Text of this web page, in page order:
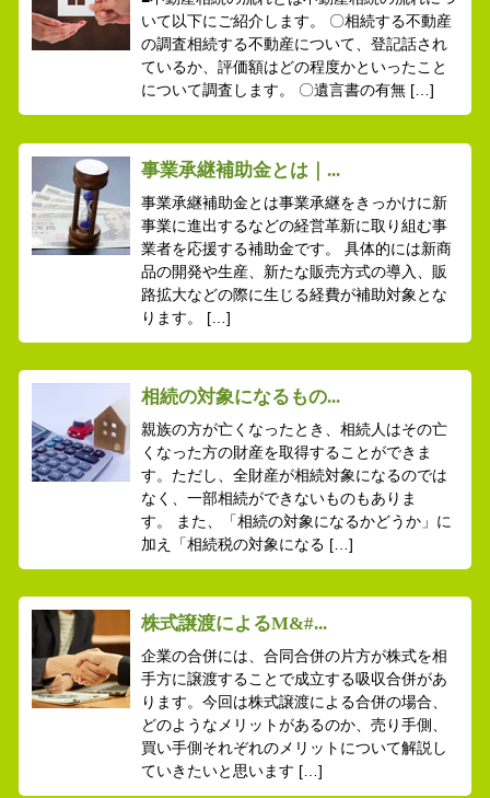
いて以下にご紹介します。 〇相続する不動産
の調査相続する不動産について、登記話され
ているか、評価額はどの程度かといったこと
について調査します。 〇遺言書の有無 […]
事業承継補助金とは｜...
事業承継補助金とは事業承継をきっかけに新
事業に進出するなどの経営革新に取り組む事
業者を応援する補助金です。 具体的には新商
品の開発や生産、新たな販売方式の導入、販
路拡大などの際に生じる経費が補助対象とな
ります。 […]
相続の対象になるもの...
親族の方が亡くなったとき、相続人はその亡
くなった方の財産を取得することができま
す。ただし、全財産が相続対象になるのでは
なく、一部相続ができないものもありま
す。 また、「相続の対象になるかどうか」に
加え「相続税の対象になる […]
株式譲渡によるM&#...
企業の合併には、合同合併の片方が株式を相
手方に譲渡することで成立する吸収合併があ
ります。今回は株式譲渡による合併の場合、
どのようなメリットがあるのか、売り手側、
買い手側それぞれのメリットについて解説し
ていきたいと思います […]